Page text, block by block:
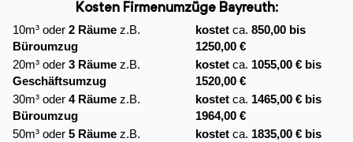
Kosten Firmenumzüge Bayreuth:
10m³ oder 2 Räume z.B.
Büroumzug
kostet ca. 850,00 bis
1250,00 €
20m³ oder 3 Räume z.B.
Geschäftsumzug
kostet ca. 1055,00 € bis
1520,00 €
30m³ oder 4 Räume z.B.
Büroumzug
kostet ca. 1465,00 € bis
1964,00 €
50m³ oder 5 Räume z.B.
kostet ca. 1835,00 € bis